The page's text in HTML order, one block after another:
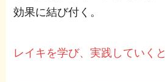
効果に結び付く。
レイキを学び、実践していくと